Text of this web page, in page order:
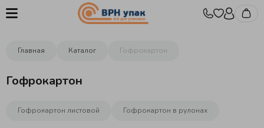
Главная Каталог Гофрокартон
Гофрокартон
Гофрокартон листовой Гофрокартон в рулонах